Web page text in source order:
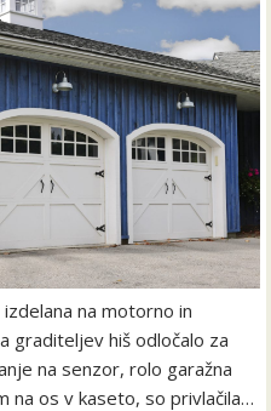
na motorno in
graditeljev hiš odločalo za
na senzor, rolo garažna
na os v kaseto, so privlačila…